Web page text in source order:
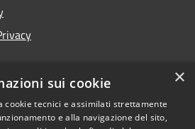
×
sui cookie
cookie tecnici e assimilati strettamente
e alla navigazione del sito,